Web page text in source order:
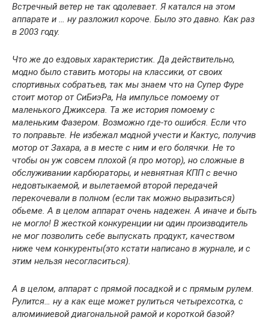
Встречный ветер не так одолевает. Я катался на этом
аппарате и … ну разложил короче. Было это давно. Как раз
в 2003 году.
Что же до ездовых характеристик. Да действительно,
модно было ставить моторы на классики, от своих
спортивных собратьев, так мы знаем что на Супер Фуре
стоит мотор от СиБиэРа, На импульсе помоему от
маленького Джиксера. Та же история помоему с
маленьким Фазером. Возможно где-то ошибся. Если что
то поправьте. Не избежал модной учести и Кактус, получив
мотор от Захара, а в месте с ним и его болячки. Не то
чтобы он уж совсем плохой (я про мотор), но сложные в
обслуживании карбюраторы, и невнятная КПП с вечно
недовтыкаемой, и вылетаемой второй передачей
перекочевали в полном (если так можно выразиться)
обьеме. А в целом аппарат очень надежен. А иначе и быть
не могло! В жесткой конкуренции ни один производитель
не мог позволить себе выпускать продукт, качеством
ниже чем конкуренты(это кстати написано в журнале, и с
этим нельзя несогласиться).
А в целом, аппарат с прямой посадкой и с прямым рулем.
Рулится… ну а как еще может рулиться четырехсотка, с
алюминиевой диагональной рамой и короткой базой?